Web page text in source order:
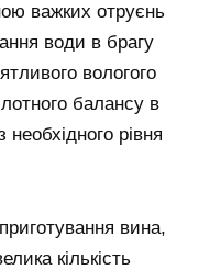
важких отруєнь
води в брагу
вологого
балансу в
рівня
вина,
кількість